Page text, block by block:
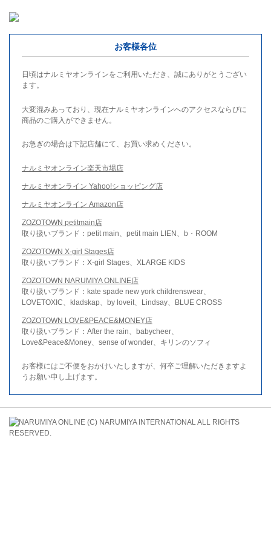
お客様各位
日頃はナルミヤオンラインをご利用いただき、誠にありがとうござい
ます。
大変混みあっており、現在ナルミヤオンラインへのアクセスならびに
商品のご購入ができません。
お急ぎの場合は下記店舗にて、お買い求めください。
ナルミヤオンライン楽天市場店
ナルミヤオンライン Yahoo!ショッピング店
ナルミヤオンライン Amazon店
ZOZOTOWN petitmain店
取り扱いブランド：petit main、petit main LIEN、b・ROOM
ZOZOTOWN X-girl Stages店
取り扱いブランド：X-girl Stages、XLARGE KIDS
ZOZOTOWN NARUMIYA ONLINE店
取り扱いブランド：kate spade new york childrenswear、
LOVETOXIC、kladskap、by loveit、Lindsay、BLUE CROSS
ZOZOTOWN LOVE&PEACE&MONEY店
取り扱いブランド：After the rain、babycheer、
Love&Peace&Money、sense of wonder、キリンのソフィ
お客様にはご不便をおかけいたしますが、何卒ご理解いただきますよ
うお願い申し上げます。